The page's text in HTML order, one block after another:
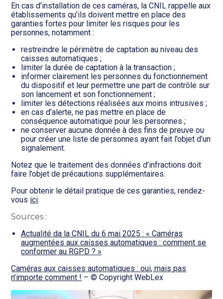
En cas d’installation de ces caméras, la CNIL rappelle aux
établissements qu’ils doivent mettre en place des
garanties fortes pour limiter les risques pour les
personnes, notamment :
restreindre le périmètre de captation au niveau des
caisses automatiques ;
limiter la durée de captation à la transaction ;
informer clairement les personnes du fonctionnement
du dispositif et leur permettre une part de contrôle sur
son lancement et son fonctionnement ;
limiter les détections réalisées aux moins intrusives ;
en cas d’alerte, ne pas mettre en place de
conséquence automatique pour les personnes ;
ne conserver aucune donnée à des fins de preuve ou
pour créer une liste de personnes ayant fait l’objet d’un
signalement.
Notez que le traitement des données d’infractions doit
faire l’objet de précautions supplémentaires.
Pour obtenir le détail pratique de ces garanties, rendez-
vous ici.
Sources :
Actualité da la CNIL du 6 mai 2025 : « Caméras
augmentées aux caisses automatiques : comment se
conformer au RGPD ? »
Caméras aux caisses automatiques : oui, mais pas
n’importe comment ! – © Copyright WebLex